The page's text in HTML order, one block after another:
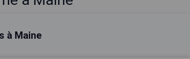
à Maine